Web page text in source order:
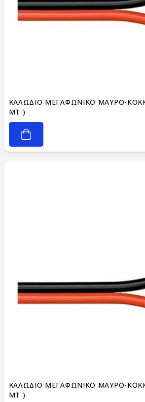
ΚΑΛΩΔΙΟ ΜΕΓΑΦΩΝΙΚΟ ΜΑΥΡΟ-
ΜΤ )
ΚΑΛΩΔΙΟ ΜΕΓΑΦΩΝΙΚΟ ΜΑΥΡΟ-
ΜΤ )